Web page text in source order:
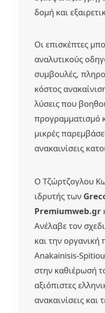
δομή και
Οι επισκέπτες
αναλυτικούς
συμβουλές,
κόστος
λύσεις που
προγραμματισμό
μικρές
ανακαινίσεις
Ο Τζώρτζογλου
ιδρυτής των
Premiumweb.gr
Ανέλαβε τον
και την
Anakainisis-
στην καθιέρωσή
αξιόπιστες
ανακαινίσεις και